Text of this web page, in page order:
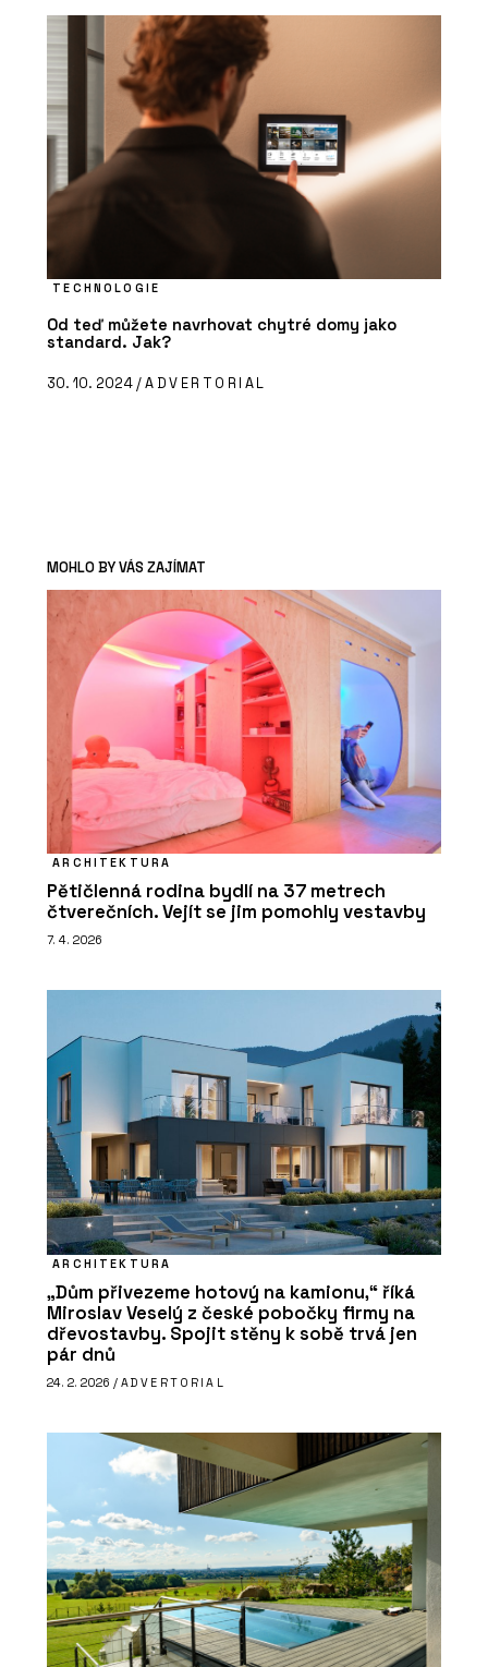
TECHNOLOGIE
Od teď můžete navrhovat chytré domy jako
standard. Jak?
30. 10. 2024 /ADVERTORIAL
MOHLO BY VÁS ZAJÍMAT
ARCHITEKTURA
Pětičlenná rodina bydlí na 37 metrech
čtverečních. Vejít se jim pomohly vestavby
7. 4. 2026
ARCHITEKTURA
„Dům přivezeme hotový na kamionu,“ říká
Miroslav Veselý z české pobočky firmy na
dřevostavby. Spojit stěny k sobě trvá jen
pár dnů
24. 2. 2026 / ADVERTORIAL